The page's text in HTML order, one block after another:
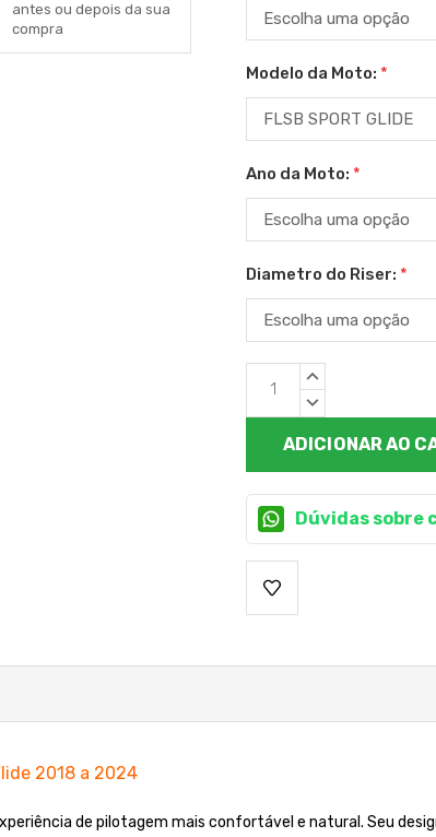
antes ou depois da sua
compra
Modelo da Moto: *
Ano da Moto: *
Diametro do Riser: *
Estoque
atual:
QUANTIDADE
QUANTIDADE
Dúvidas sobre
2018 a 2024
de pilotagem mais confortável e natural. Seu